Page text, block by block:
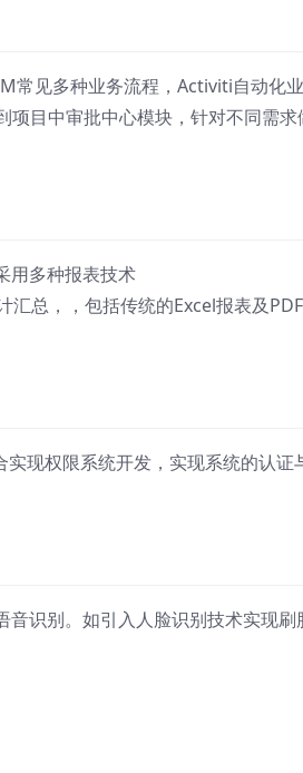
常见多种业务流程，Activiti自动化
目中审批中心模块，针对不同需求
用多种报表技术
总，，包括传统的Excel报表及
现权限系统开发，实现系统的认证
识别。如引入人脸识别技术实现刷